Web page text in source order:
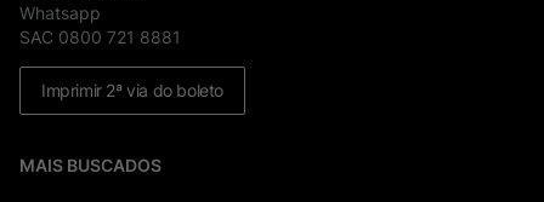
Whatsapp
SAC 0800 721 8881
Imprimir 2ª via do boleto
MAIS BUSCADOS